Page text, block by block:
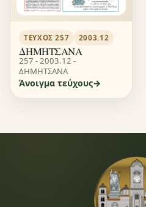
ΤΕΎΧΟΣ 257 2003.12
ΔΗΜΗΤΣΑΝΑ
257 - 2003.12 -
ΔΗΜΗΤΣΑΝΑ
Άνοιγμα τεύχους